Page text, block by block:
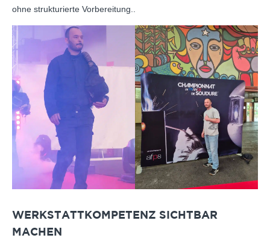
ohne strukturierte Vorbereitung..
WERKSTATTKOMPETENZ SICHTBAR
MACHEN